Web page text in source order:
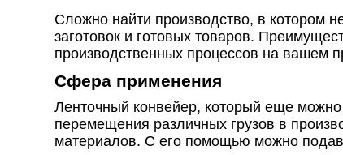
Сложно найти производство, в котором
заготовок и готовых товаров.
производственных процессов на вашем
Сфера применения
Ленточный конвейер, который еще
перемещения различных грузов в
материалов. С его помощью можно